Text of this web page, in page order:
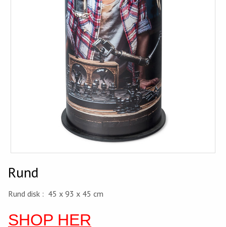
Rund
Rund disk : 45 x 93 x 45 cm
SHOP HER